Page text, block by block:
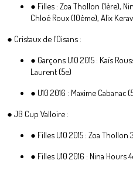
● Filles : Zoa Thollon (1ère),
Chloé Roux (10ème), Alix
● Cristaux de l’Oisans :
● Garçons U10 2015 : Kaïs
Laurent (5e)
● U10 2016 : Maxime Cabanac
● JB Cup Valloire :
● Filles U10 2015 : Zoa Thollon
● Filles U10 2016 : Nina Hours